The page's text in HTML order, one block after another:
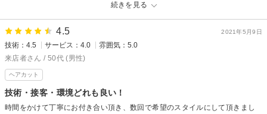
続きを見る
ご来店頂きありがとうございました。口コミも頂きありがとうございます
雑貨は一部販売もしております。またのご来店お待ちしております。
2021年5月9日
4.5
技術：4.5 サービス：4.0
雰囲気：5.0
来店者さん / 50代 (男性)
ヘアカット
技術・接客・環境どれも良い！
時間をかけて丁寧にお付き合い頂き、数回で希望のスタイルにして頂きまし